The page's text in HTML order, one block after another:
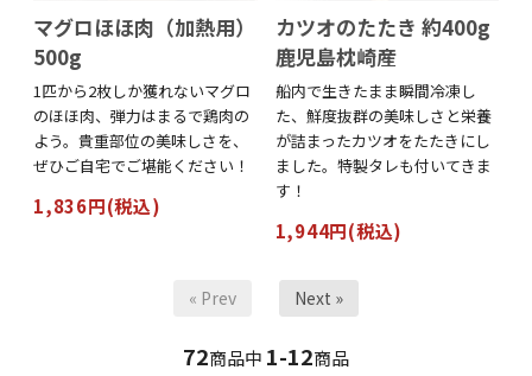
マグロほほ肉（加熱用）
500g
1匹から2枚しか獲れないマグロ
のほほ肉、弾力はまるで鶏肉の
よう。貴重部位の美味しさを、
ぜひご自宅でご堪能ください！
1,836円(税込)
カツオのたたき 約400g
鹿児島枕崎産
船内で生きたまま瞬間冷凍し
た、鮮度抜群の美味しさと栄養
が詰まったカツオをたたきにし
ました。特製タレも付いてきま
す！
1,944円(税込)
« Prev Next »
72商品中 1-12商品